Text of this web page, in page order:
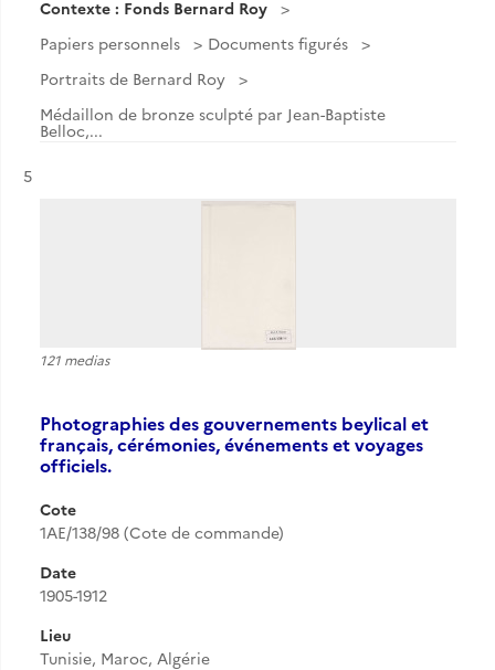
Contexte : Fonds Bernard Roy
Papiers personnels
Documents figurés
Portraits de Bernard Roy
Médaillon de bronze sculpté par Jean-Baptiste
Belloc,...
Résultat n°
5
121 medias
Photographies des gouvernements beylical et
français, cérémonies, événements et voyages
officiels.
Cote
1AE/138/98 (Cote de commande)
Date
1905-1912
Lieu
Tunisie, Maroc, Algérie